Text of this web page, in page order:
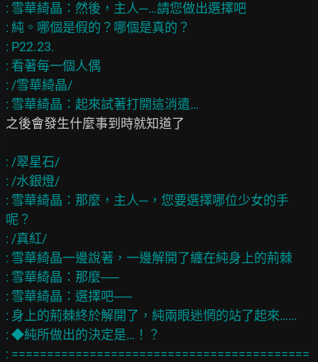
: 雪華綺晶：然後，主人─…請您做出選擇吧
: 純。哪個是假的？哪個是真的？
: P22.23.
: 看著每一個人偶
: /雪華綺晶/
之後會發生什麼事到時就知道了
: /翠星石/
: /水銀燈/
: 雪華綺晶：那麼，主人─，您要選擇哪位少女的手
呢？
: /真紅/
: 雪華綺晶一邊說著，一邊解開了纏在純身上的荊棘
: 雪華綺晶：那麼──
: 雪華綺晶：選擇吧──
: 身上的荊棘終於解開了，純兩眼迷惘的站了起來……
: ◆純所做出的決定是…！？
: ==========================================